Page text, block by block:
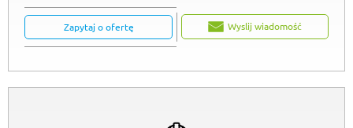
Zapytaj o ofertę Wyslij wiadomość